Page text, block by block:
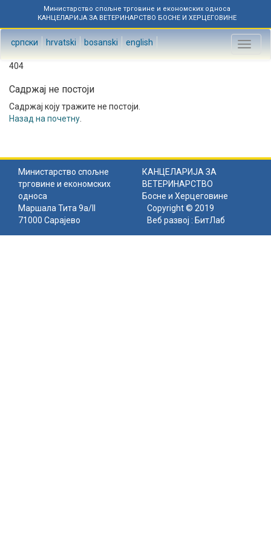
Министарство спољне трговине и економских односа
КАНЦЕЛАРИЈА ЗА ВЕТЕРИНАРСТВО БОСНЕ И ХЕРЦЕГОВИНЕ
српски hrvatski bosanski english
Toggle
404
Садржај не постоји
Садржај коју тражите не постоји.
Назад на почетну
Министарство спољне
трговине и економских
односа
КАНЦЕЛАРИЈА ЗА
ВЕТЕРИНАРСТВО
Босне и Херцеговине
Маршала Тита 9а/II
71000 Сарајево
Copyright © 2019
Веб развој : БитЛаб